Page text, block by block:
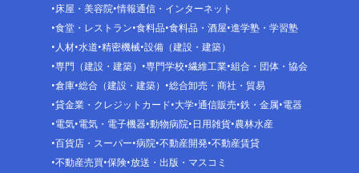
床屋・美容院 情報通信・インターネット
食堂・レストラン 食料品 食料品・酒屋 進学塾・学習塾
人材 水道 精密機械 設備（建設・建築）
専門（建設・建築）
専門学校 繊維工業 組合・団体・協会
倉庫 総合（建設・建築）
総合卸売・商社・貿易
貸金業・クレジットカード 大学 通信販売 鉄・金属 電器
電気 電気・電子機器 動物病院 日用雑貨 農林水産
百貨店・スーパー 病院 不動産開発 不動産賃貸
不動産売買 保険 放送・出版・マスコミ